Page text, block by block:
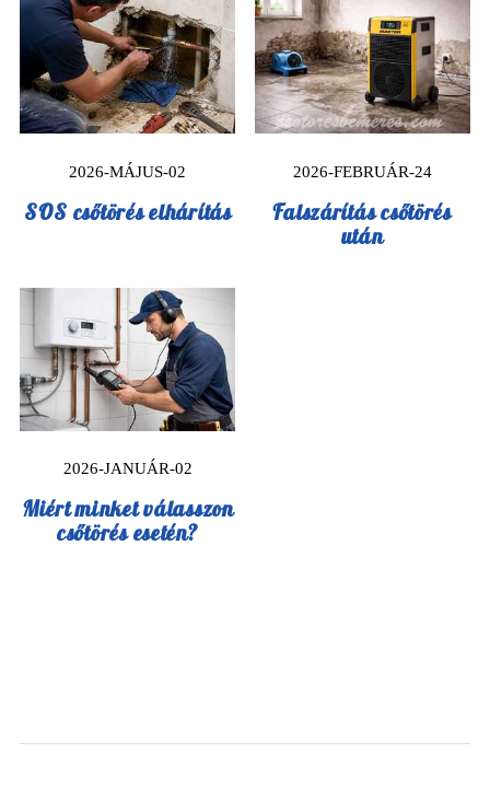
2026-MÁJUS-02
SOS csőtörés elhárítás
2026-FEBRUÁR-24
Falszárítás csőtörés
után
2026-JANUÁR-02
Miért minket válasszon
csőtörés esetén?